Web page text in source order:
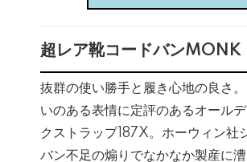
超レア靴コードバンMONK
抜群の使い勝手と履き心地の良さ
いのある表情に定評のあるオール
クストラップ187X。ホーウィン社
バン不足の煽りでなかなか製産に